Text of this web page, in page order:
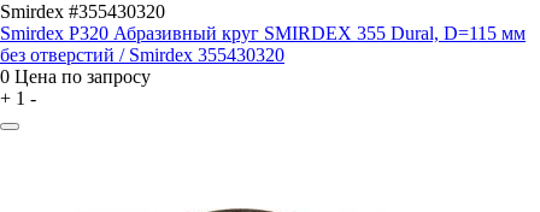
Smirdex #355430320
Smirdex P320 Абразивный круг SMIRDEX 355 Dural, D=115 мм
без отверстий / Smirdex 355430320
0 Цена по запросу
+ 1 -